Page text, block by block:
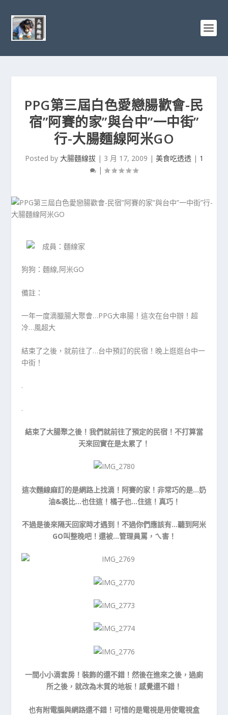
PPG第三屆白色愛戀腸歡會-民
宿”阿賽的家”與台中”一中街”
行-大腸麵線阿米GO
Posted by 大腸麵線拔| 3 月 17, 2009 | 美食吃透透| 1
|
成員：麵線家
狗狗：麵線,阿米GO
備註：
一年一度滴臘腸大聚會…PPG大串腸！這次在台中辦！超
冷…風超大
結束了之後，就前往了…台中預訂的民宿！晚上逛逛台中一
中街！
.
.
結束了大腸聚之後！我們就前往了預定的民宿！不打算當
天來回實在是太累了！
這次麵線麻訂的是網路上找滴！阿賽的家！非常巧的是…奶
油&裘比…也住這！橘子也…住這！真巧！
不過是後來隔天回家時才遇到！不過你們應該有…聽到阿米
GO叫整晚吧！還被…管理員罵，ㄟ害！
一間小小滴套房！裝飾的還不錯！然後在進來之後，過廁
所之後，就改為木質的地板！感覺還不錯！
也有附電腦與網路還不錯！可惜的是電視是用使電視盒